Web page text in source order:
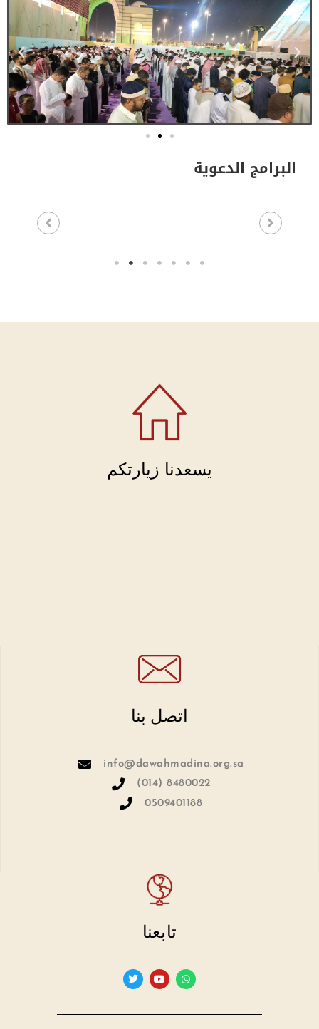
البرامج الدعوية
يسعدنا زيارتكم
اتصل بنا
info@dawahmadina.org.sa
(014) 8480022
0509401188
تابعنا